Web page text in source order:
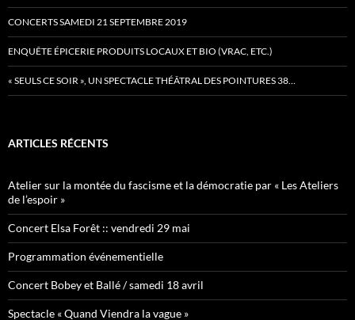
CONCERTS SAMEDI 21 SEPTEMBRE 2019
ENQUÊTE ÉPICERIE PRODUITS LOCAUX ET BIO (VRAC, ETC.)
« SEULS CE SOIR », UN SPECTACLE THÉÂTRAL DES POINTURES 38…
ARTICLES RÉCENTS
Atelier sur la montée du fascisme et la démocratie par « Les Ateliers
de l’espoir »
Concert Elsa Forêt :: vendredi 29 mai
Programmation événementielle
Concert Bobey et Ballé / samedi 18 avril
Spectacle « Quand Viendra la vague »